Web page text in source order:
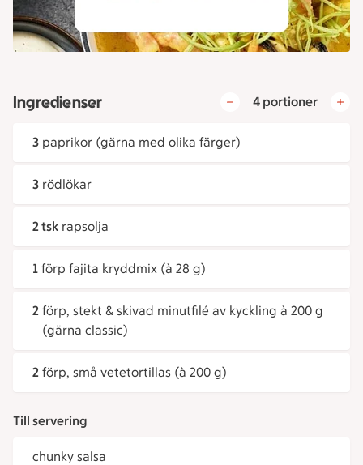
Ingredienser 4 portioner
3 paprikor (gärna med olika färger)
3 rödlökar
2 tsk rapsolja
1 förp fajita kryddmix (à 28 g)
2 förp, stekt & skivad minutfilé av kyckling à 200 g
(gärna classic)
2 förp, små vetetortillas (à 200 g)
Till servering
chunky salsa